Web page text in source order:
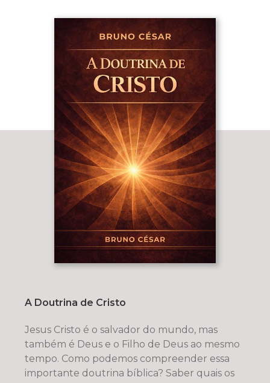
A Doutrina de Cristo
Jesus Cristo é o salvador do mundo, mas
também é Deus e o Filho de Deus ao mesmo
tempo. Como podemos compreender essa
importante doutrina bíblica? Saber quais os